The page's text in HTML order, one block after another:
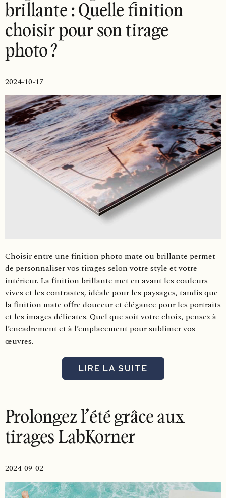
brillante : Quelle finition
choisir pour son tirage
photo ?
2024-10-17
Choisir entre une finition photo mate ou brillante permet
de personnaliser vos tirages selon votre style et votre
intérieur. La finition brillante met en avant les couleurs
vives et les contrastes, idéale pour les paysages, tandis que
la finition mate offre douceur et élégance pour les portraits
et les images délicates. Quel que soit votre choix, pensez à
l’encadrement et à l’emplacement pour sublimer vos
œuvres.
LIRE LA SUITE
Prolongez l’été grâce aux
tirages LabKorner
2024-09-02